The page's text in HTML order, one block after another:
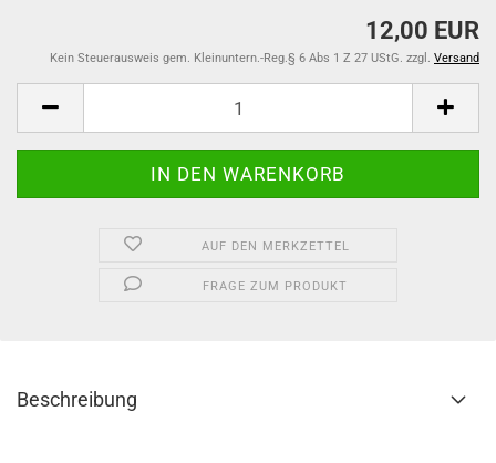
12,00 EUR
Kein Steuerausweis gem. Kleinuntern.-Reg.§ 6 Abs 1 Z 27 UStG. zzgl. Versand
AUF DEN MERKZETTEL
FRAGE ZUM PRODUKT
Beschreibung